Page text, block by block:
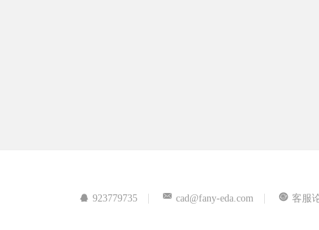
923779735 cad@fany-eda.com 客服